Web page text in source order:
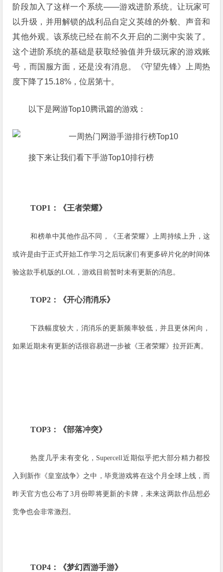
阶段加入了这样一个系统——游戏进阶系统。让玩家可
以升级，并用解锁的战利品自定义英雄的外貌、声音和
其他外观。该系统已经在前不久开启的二测中实装了。
这个进阶系统的基础是获取经验值并升级玩家的游戏账
号，而国服方面，还是没有消息。《守望先锋》上周热
度下降了15.18%，位居第十。
以下是网游Top10腾讯篇的游戏：
接下来让我们看下手游Top10排行榜
TOP1：《王者荣耀》
和榜单中其他作品不同，《王者荣耀》上周持续上升，这
或许是由于正式开始工作学习之后玩家们有更多碎片化的时间体
验这款手机版的LOL，游戏目前暂时未有更新的消息。
TOP2：《开心消消乐》
下跌幅度较大，消消乐的更新频率较低，并且更休闲向，
如果近期未有更新的话很容易进一步被《王者荣耀》拉开距离。
TOP3：《部落冲突》
热度几乎未有变化，Supercell近期似乎把大部分精力都投
入到新作《皇室战争》之中，毕竟游戏将在这个月全球上线，而
昨天官方也公布了3月份即将更新的卡牌，未来这两款作品想必
竞争也会非常激烈。
TOP4：《梦幻西游手游》